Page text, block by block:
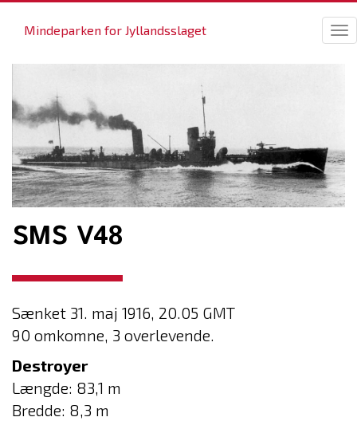
Mindeparken for Jyllandsslaget
SMS V48
Sænket 31. maj 1916, 20.05 GMT
90 omkomne, 3 overlevende.
Destroyer
Længde: 83,1 m
Bredde: 8,3 m